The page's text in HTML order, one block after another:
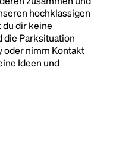
hochklassigen
dir keine
die Parksituation
oder nimm Kontakt
Ideen und